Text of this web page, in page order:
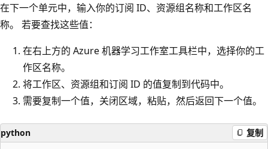
在下一个单元中，输入你的订阅 ID、资源组名称和工作区名
称。 若要查找这些值：
在右上方的 Azure 机器学习工作室工具栏中，选择你的工
作区名称。
将工作区、资源组和订阅 ID 的值复制到代码中。
需要复制一个值，关闭区域，粘贴，然后返回下一个值。
python 复制